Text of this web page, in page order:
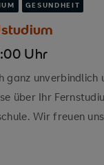
GESUNDHEIT
Uhr
ganz unverbindlich
über Ihr
Wir freuen